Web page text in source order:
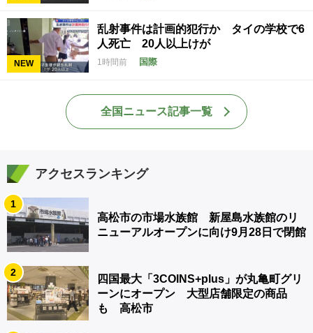
NEW
乱射事件は計画的犯行か タイの学校で6
人死亡 20人以上けが
1時間前 国際
全国ニュース記事一覧
アクセスランキング
1
高松市の市場水族館 新屋島水族館のリ
ニューアルオープンに向け9月28日で閉館
2
四国最大「3COINS+plus」が丸亀町グリ
ーンにオープン 大型店舗限定の商品
も 高松市